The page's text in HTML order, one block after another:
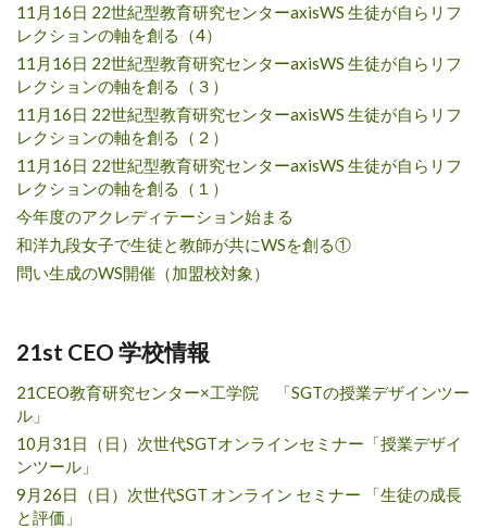
11月16日 22世紀型教育研究センターaxisWS 生徒が自らリフ
レクションの軸を創る（4）
11月16日 22世紀型教育研究センターaxisWS 生徒が自らリフ
レクションの軸を創る（３）
11月16日 22世紀型教育研究センターaxisWS 生徒が自らリフ
レクションの軸を創る（２）
11月16日 22世紀型教育研究センターaxisWS 生徒が自らリフ
レクションの軸を創る（１）
今年度のアクレディテーション始まる
和洋九段女子で生徒と教師が共にWSを創る①
問い生成のWS開催（加盟校対象）
21st CEO 学校情報
21CEO教育研究センター×工学院 「SGTの授業デザインツー
ル」
10月31日（日）次世代SGTオンラインセミナー「授業デザイ
ンツール」
9月26日（日）次世代SGT オンライン セミナー 「生徒の成長
と評価」